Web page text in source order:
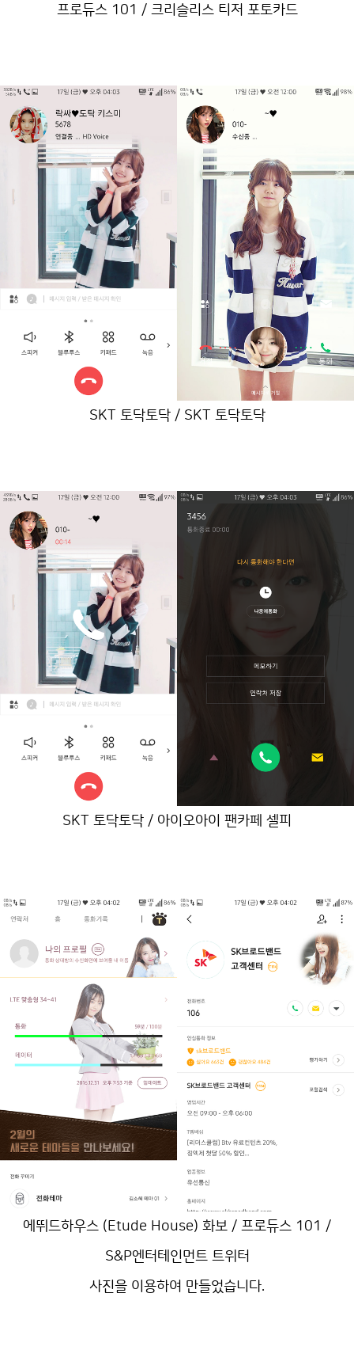
프로듀스 101 / 크리슬리스 티저 포토카드
SKT 토닥토닥 / SKT 토닥토닥
SKT 토닥토닥 / 아이오아이 팬카페 셀피
에뛰드하우스 (Etude House) 화보 / 프로듀스 101 /
S&P엔터테인먼트 트위터
사진을 이용하여 만들었습니다.